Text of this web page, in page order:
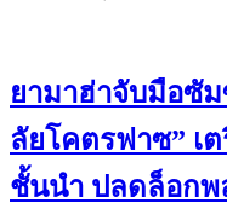
ยามาฮ่าจับมือซัม
ลัยโคตรฟาซ” เ
ชั้นนำ ปลดล็อกพ